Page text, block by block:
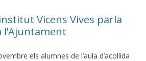
Vicens Vives parla
l’Ajuntament
els alumnes de l’aula d’acollida